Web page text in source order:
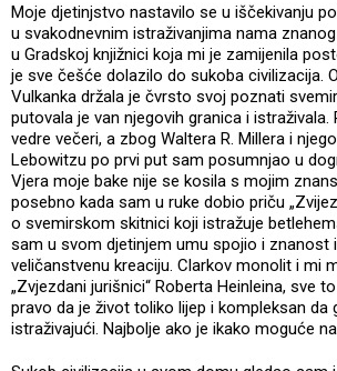
Moje djetinjstvo nastavilo se u iščekivanju
u svakodnevnim istraživanjima nama
u Gradskoj knjižnici koja mi je zamijenila
je sve češće dolazilo do sukoba civilizacija.
Vulkanka držala je čvrsto svoj poznati
putovala je van njegovih granica i
vedre večeri, a zbog Waltera R. Millera i
Lebowitzu po prvi put sam posumnjao u
Vjera moje bake nije se kosila s mojim
posebno kada sam u ruke dobio priču
o svemirskom skitnici koji istražuje
sam u svom djetinjem umu spojio i znanost
veličanstvenu kreaciju. Clarkov monolit i mi
„Zvjezdani jurišnici“ Roberta Heinleina, sve
pravo da je život toliko lijep i kompleksan da
istraživajući. Najbolje ako je ikako moguće